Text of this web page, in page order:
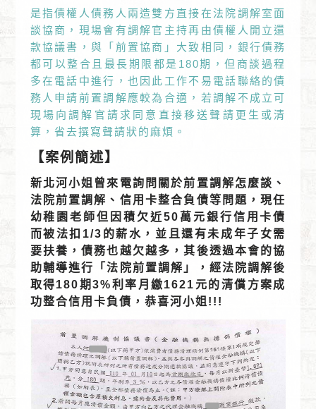
是指債權人債務人兩造雙方直接在法院調解室面
談協商，現場會有調解官主持再由債權人開立還
款協議書，與「前置協商」大致相同，銀行債務
都可以整合且最長期限都是180期，但商談過程
多在電話中進行，也因此工作不易電話聯絡的債
務人申請前置調解應較為合適，若調解不成立可
現場向調解官請求同意直接移送聲請更生或清
算，省去撰寫聲請狀的麻煩。
【案例簡述】
新北河小姐曾來電詢問關於前置調解怎麼談、
法院前置調解、信用卡整合負債等問題，現任
幼稚園老師但因積欠近50萬元銀行信用卡債
而被法扣1/3的薪水，並且還有未成年子女需
要扶養，債務也越欠越多，其後透過本會的協
助輔導進行「法院前置調解」，經法院調解後
取得180期3%利率月繳1621元的清償方案成
功整合信用卡負債，恭喜河小姐!!!